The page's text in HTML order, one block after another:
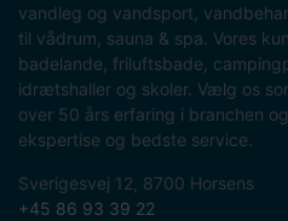
vandleg og vandsport,
til vådrum, sauna & spa. Vores
badelande, friluftsbade,
idrætshaller og skoler. Vælg os
over 50 års erfaring i branchen
ekspertise og bedste service.
Sverigesvej 12, 8700 Horsens
+45 86 93 39 22